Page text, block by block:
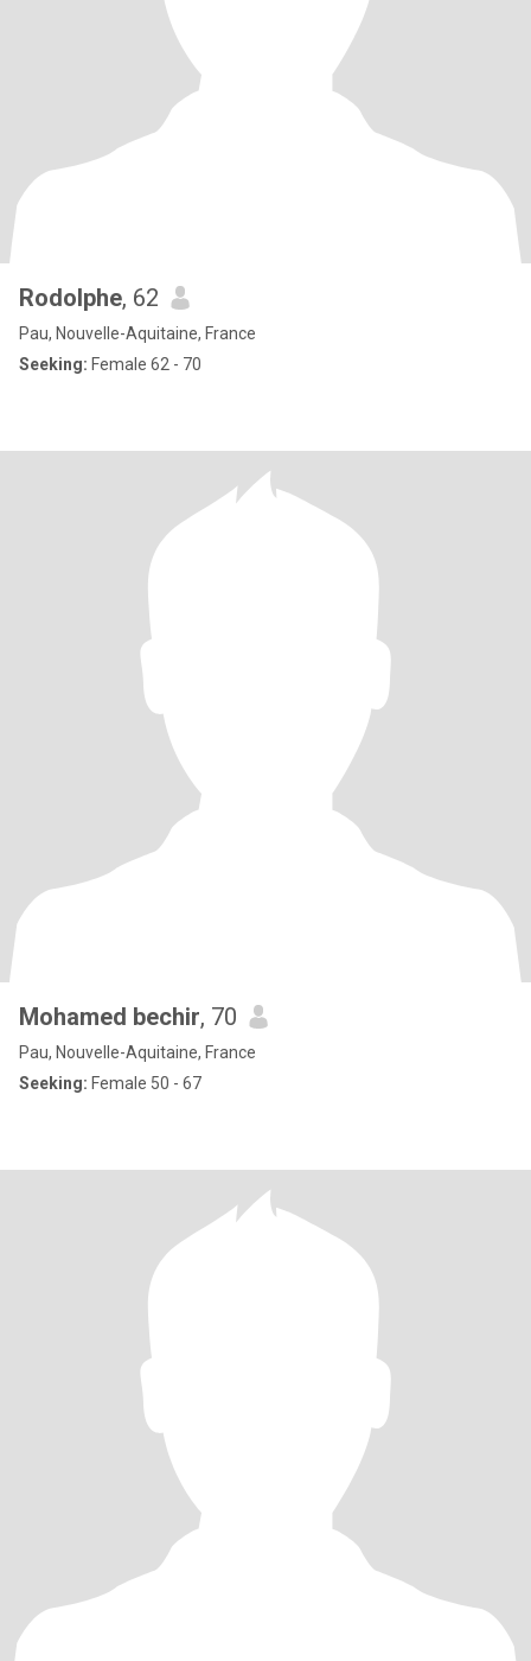
Rodolphe, 62
Pau, Nouvelle-Aquitaine, France
Seeking: Female 62 - 70
Mohamed bechir, 70
Pau, Nouvelle-Aquitaine, France
Seeking: Female 50 - 67